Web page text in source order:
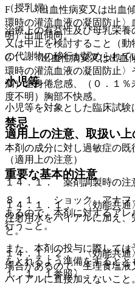
（授乳婦）
治療上の有益性及び母乳栄
又は中止を検討すること（
の代謝物の移行が認められて
小児等
小児等を対象とした臨床試験
適用上の注意、取扱い上
（適用上の注意）
１４．１． 薬剤調製時の注
１４．１．１． 〈効能共通
注射用水をバイアルに加え
と。
１４．１．２． 〈効能共通
場合があるので、生理食塩
バイアルに直接加えないこと
F． 〈出血性病変又は出血
環時の灌流血液の凝固防止
明）出血傾向。
G． 〈出血性病変又は出血
環時の灌流血液の凝固防止
満）全身倦怠感、（０．１
度不明）胸部不快感。
禁忌
本剤の成分に対し過敏症の既
重要な基本的注意
８．１． ショック、アナフ
あるので、本剤に対するア
行うこと。
また、本剤の投与に際して
をとれるよう準備をすると
１．１．１参照〕。